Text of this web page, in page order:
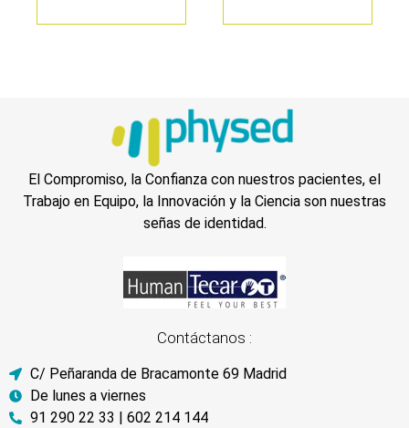
El Compromiso, la Confianza con nuestros pacientes, el
Trabajo en Equipo, la Innovación y la Ciencia son nuestras
señas de identidad.
Contáctanos :
C/ Peñaranda de Bracamonte 69 Madrid
De lunes a viernes
91 290 22 33 | 602 214 144